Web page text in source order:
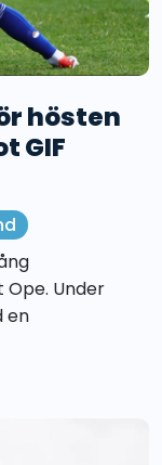
hösten
GIF
Under
en